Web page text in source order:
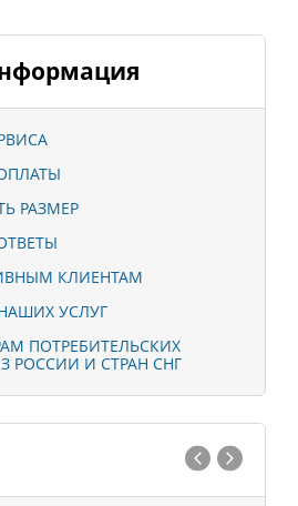
РАЗМЕР
КЛИЕНТАМ
УСЛУГ
ПОТРЕБИТЕЛЬСКИХ
РОССИИ И СТРАН СНГ